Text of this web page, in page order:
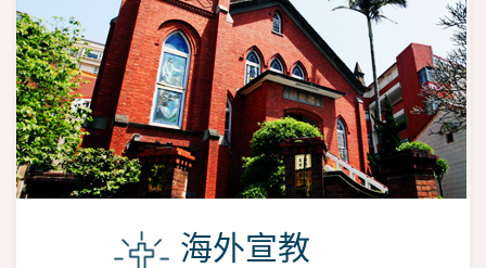
海外宣教